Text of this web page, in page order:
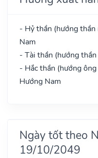
- Hỷ thần (hướng thần
Nam
- Tài thần (hướng
- Hắc thần (hướng
Hướng Nam
Ngày tốt theo
19/10/2049